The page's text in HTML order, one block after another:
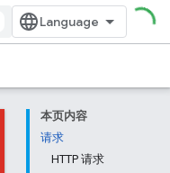
本页内容
请求
HTTP 请求